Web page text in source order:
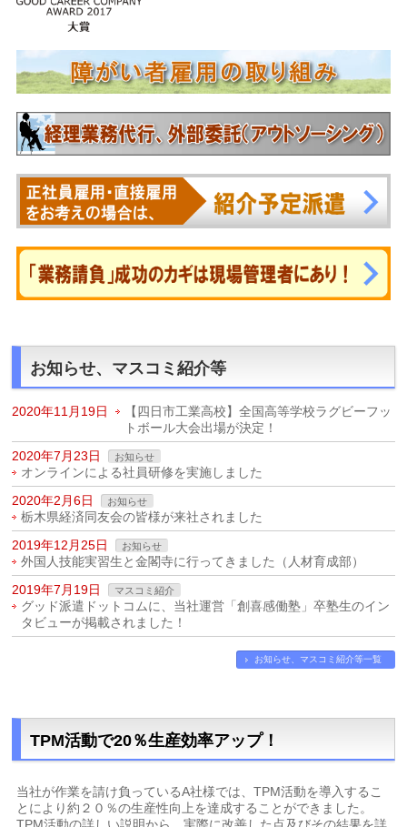
お知らせ、マスコミ紹介等
2020年11月19日
【四日市工業高校】全国高等学校ラグビーフッ
トボール大会出場が決定！
2020年7月23日
お知らせ
オンラインによる社員研修を実施しました
2020年2月6日
お知らせ
栃木県経済同友会の皆様が来社されました
2019年12月25日
お知らせ
外国人技能実習生と金閣寺に行ってきました（人材育成部）
2019年7月19日
マスコミ紹介
グッド派遣ドットコムに、当社運営「創喜感働塾」卒塾生のイン
タビューが掲載されました！
お知らせ、マスコミ紹介等一覧
TPM活動で20％生産効率アップ！
当社が作業を請け負っているA社様では、TPM活動を導入するこ
とにより約２０％の生産性向上を達成することができました。
TPM活動の詳しい説明から、実際に改善した点及びその結果を詳